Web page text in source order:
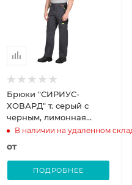
Брюки "СИРИУС-
ХОВАРД" т. серый с
черным, лимонная
отделка
В наличии на удаленном
от
ПОДРОБНЕЕ